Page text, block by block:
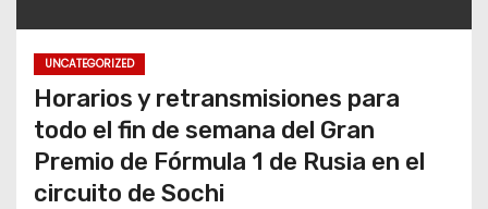
UNCATEGORIZED
Horarios y retransmisiones para
todo el fin de semana del Gran
Premio de Fórmula 1 de Rusia en el
circuito de Sochi